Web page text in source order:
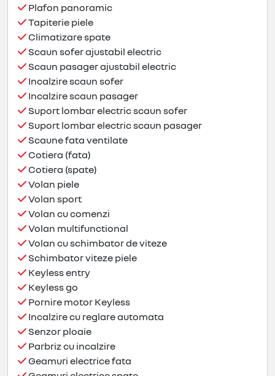
Plafon panoramic
Tapiterie piele
Climatizare spate
Scaun sofer ajustabil electric
Scaun pasager ajustabil electric
Incalzire scaun sofer
Incalzire scaun pasager
Suport lombar electric scaun sofer
Suport lombar electric scaun pasager
Scaune fata ventilate
Cotiera (fata)
Cotiera (spate)
Volan piele
Volan sport
Volan cu comenzi
Volan multifunctional
Volan cu schimbator de viteze
Schimbator viteze piele
Keyless entry
Keyless go
Pornire motor Keyless
Incalzire cu reglare automata
Senzor ploaie
Parbriz cu incalzire
Geamuri electrice fata